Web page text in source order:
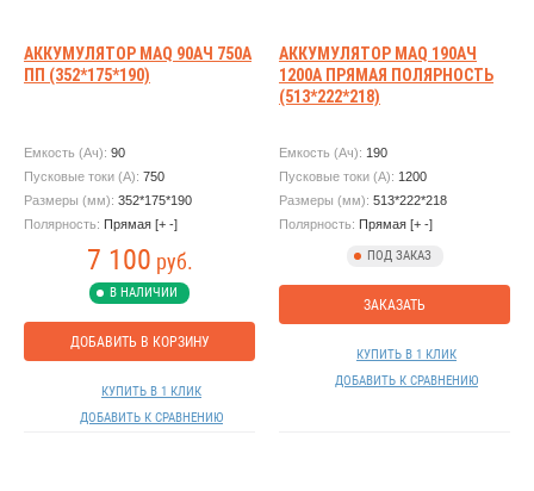
АККУМУЛЯТОР MAQ 90АЧ 750А
ПП (352*175*190)
Емкость (Ач): 90
Пусковые токи (А): 750
Размеры (мм): 352*175*190
Полярность: Прямая [+ -]
7 100 руб.
В НАЛИЧИИ
ДОБАВИТЬ В КОРЗИНУ
КУПИТЬ В 1 КЛИК
ДОБАВИТЬ К СРАВНЕНИЮ
АККУМУЛЯТОР MAQ 190АЧ
1200А ПРЯМАЯ ПОЛЯРНОСТЬ
(513*222*218)
Емкость (Ач): 190
Пусковые токи (А): 1200
Размеры (мм): 513*222*218
Полярность: Прямая [+ -]
ПОД ЗАКАЗ
ЗАКАЗАТЬ
КУПИТЬ В 1 КЛИК
ДОБАВИТЬ К СРАВНЕНИЮ